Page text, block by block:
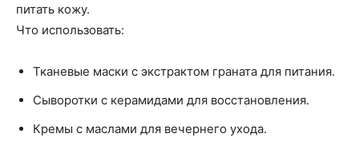
питать кожу.
Что использовать:
Тканевые маски с экстрактом граната для питания.
Сыворотки с керамидами для восстановления.
Кремы с маслами для вечернего ухода.